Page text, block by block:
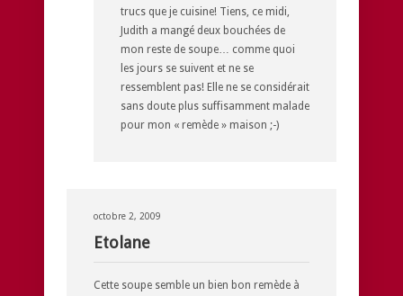
trucs que je cuisine! Tiens, ce midi,
Judith a mangé deux bouchées de
mon reste de soupe… comme quoi
les jours se suivent et ne se
ressemblent pas! Elle ne se considérait
sans doute plus suffisamment malade
pour mon « remède » maison ;-)
octobre 2, 2009
Etolane
Cette soupe semble un bien bon remède à